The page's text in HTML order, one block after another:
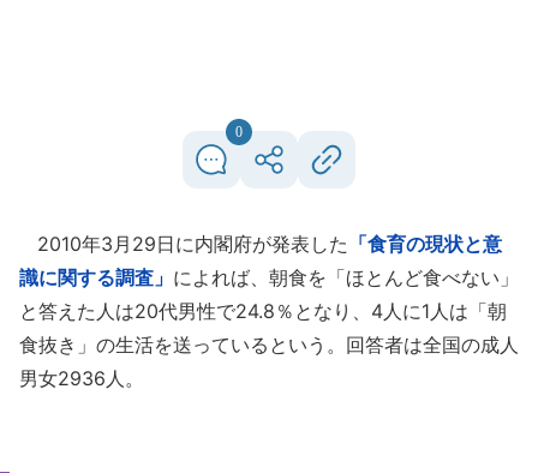
0
2010年3月29日に内閣府が発表した 「食育の現状と意
識に関する調査」 によれば、朝食を「ほとんど食べない」
と答えた人は20代男性で24.8％となり、4人に1人は「朝
食抜き」の生活を送っているという。回答者は全国の成人
男女2936人。